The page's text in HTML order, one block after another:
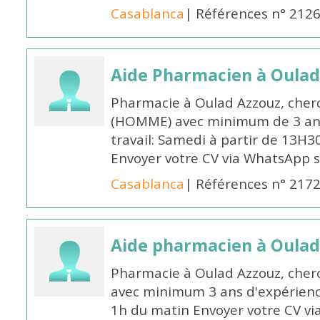
Casablanca | Références n°
Aide Pharmacien à
Pharmacie à Oulad Azzouz,
(HOMME) avec minimum de 3
travail: Samedi à partir de
Envoyer votre CV via WhatsApp
Casablanca | Références n°
Aide pharmacien à
Pharmacie à Oulad Azzouz,
avec minimum 3 ans
1h du matin Envoyer votre CV